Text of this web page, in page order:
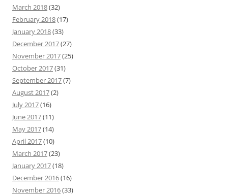
March 2018(32)
February 2018(17)
January 2018(33)
December 2017(27)
November 2017(25)
October 2017(31)
September 2017(7)
August 2017(2)
July 2017(16)
June 2017(11)
May 2017(14)
April 2017(10)
March 2017(23)
January 2017(18)
December 2016(16)
November 2016(33)